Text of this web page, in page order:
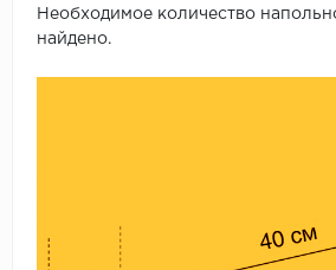
Необходимое количество
найдено.